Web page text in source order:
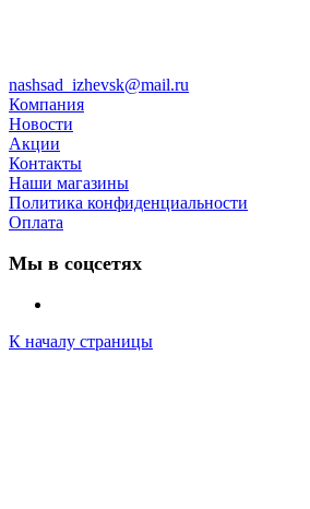
nashsad_izhevsk@mail.ru
Компания
Новости
Акции
Контакты
Наши магазины
Политика конфиденциальности
Оплата
Мы в соцсетях
К началу страницы